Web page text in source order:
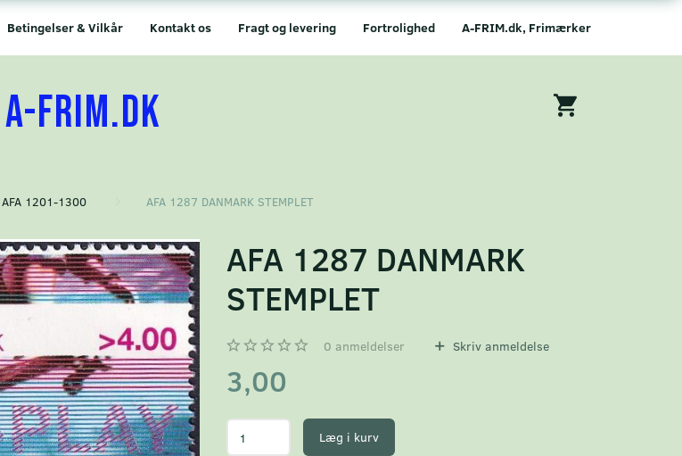
A-FRIM.dk, Frimærker
Fortrolighed
Fragt og levering
Kontakt os
Betingelser & Vilkår
A-FRIM.DK
AFA 1201-1300 AFA 1287 DANMARK STEMPLET
AFA 1287 DANMARK
STEMPLET
0 anmeldelser Skriv anmeldelse
3,00
Læg i kurv